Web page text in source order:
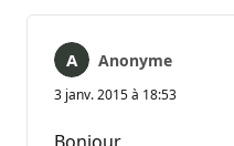
Anonyme
3 janv. 2015 à 18:53
Bonjour,